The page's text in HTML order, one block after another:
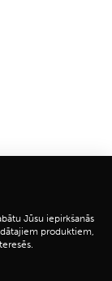
Jūsu iepirkšanās
produktiem,